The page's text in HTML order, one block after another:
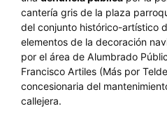
cantería gris de la plaza
del conjunto histórico-artístico
elementos de la decoración
por el área de Alumbrado
Francisco Artiles (Más por
concesionaria del
callejera.